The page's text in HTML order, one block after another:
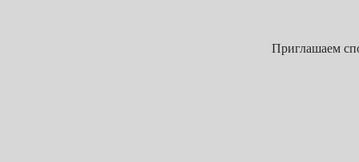
Приглашаем